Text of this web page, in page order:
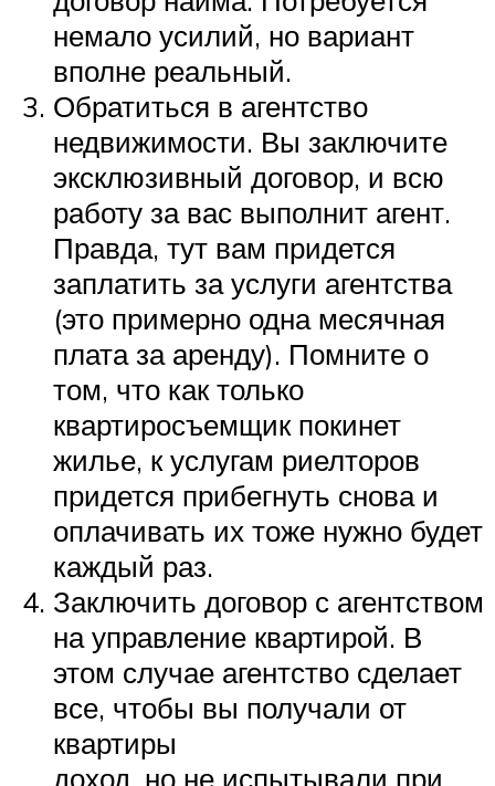
немало усилий, но вариант
вполне реальный.
Обратиться в агентство
недвижимости. Вы заключите
эксклюзивный договор, и всю
работу за вас выполнит агент.
Правда, тут вам придется
заплатить за услуги агентства
(это примерно одна месячная
плата за аренду). Помните о
том, что как только
квартиросъемщик покинет
жилье, к услугам риелторов
придется прибегнуть снова и
оплачивать их тоже нужно будет
каждый раз.
Заключить договор с агентством
на управление квартирой. В
этом случае агентство сделает
все, чтобы вы получали от
квартиры
доход, но не испытывали при